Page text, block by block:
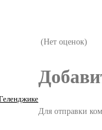
(Нет оценок)
Для отправки